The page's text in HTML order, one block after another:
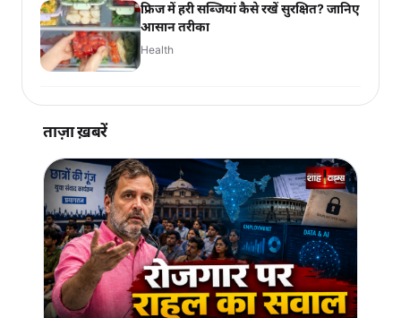
फ्रिज में हरी सब्जियां कैसे रखें सुरक्षित? जानिए
आसान तरीका
Health
ताज़ा ख़बरें